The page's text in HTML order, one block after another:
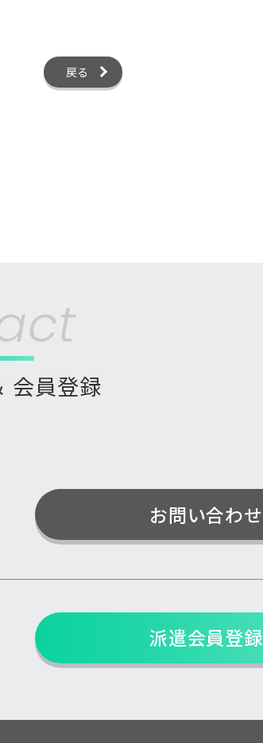
戻る
会員登録
お問い合わせ
派遣会員登録